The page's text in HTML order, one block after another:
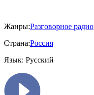
Жанры:Разговорное радио
Страна:Россия
Язык: Русский